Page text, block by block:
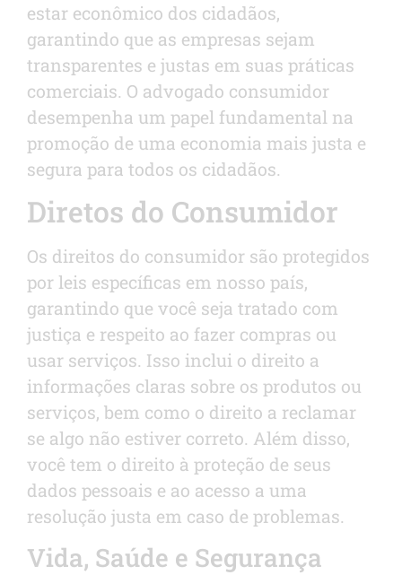
estar econômico dos cidadãos,
garantindo que as empresas sejam
transparentes e justas em suas práticas
comerciais. O advogado consumidor
desempenha um papel fundamental na
promoção de uma economia mais justa e
segura para todos os cidadãos.
Diretos do Consumidor
Os direitos do consumidor são protegidos
por leis específicas em nosso país,
garantindo que você seja tratado com
justiça e respeito ao fazer compras ou
usar serviços. Isso inclui o direito a
informações claras sobre os produtos ou
serviços, bem como o direito a reclamar
se algo não estiver correto. Além disso,
você tem o direito à proteção de seus
dados pessoais e ao acesso a uma
resolução justa em caso de problemas.
Vida, Saúde e Segurança